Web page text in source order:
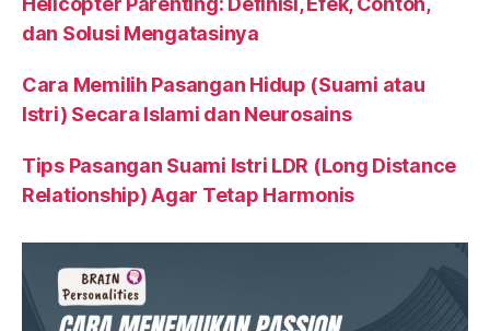
dan Solusi Mengatasinya
Cara Memilih Pasangan Hidup (Suami atau
Istri) Secara Islami dan Neurosains
Tips Pasangan Suami Istri LDR (Long Distance
Relationship) Agar Tetap Harmonis